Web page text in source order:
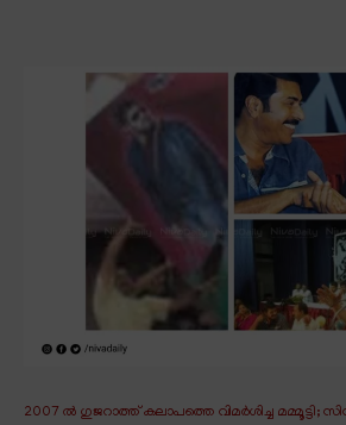
2007 ൽ ഗുജറാത്ത് കലാപത്തെ വിമർശിച്ച മമ്മൂട്ടി;